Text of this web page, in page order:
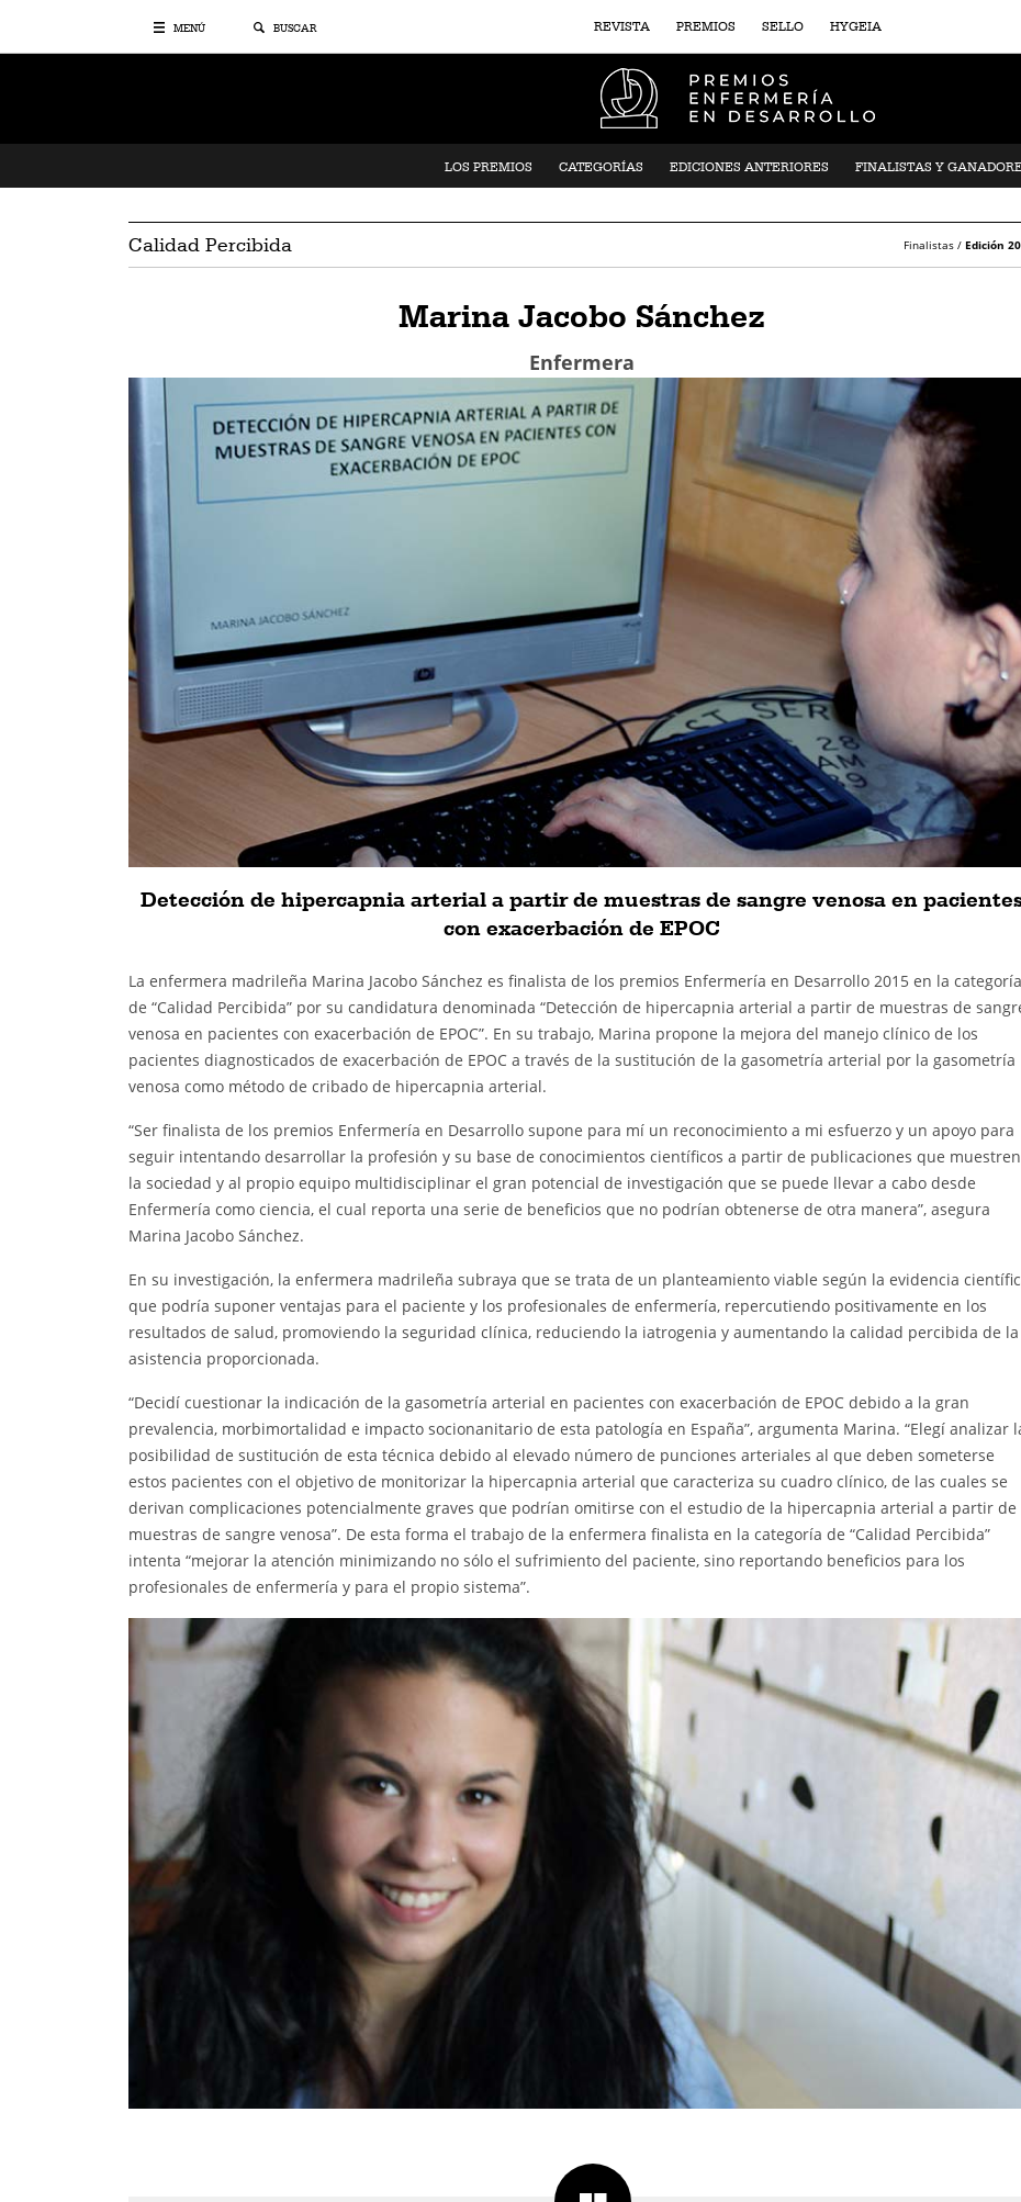
MENÚ BUSCAR REVISTA PREMIOS SELLO HYGEIA
LOS PREMIOS CATEGORÍAS EDICIONES ANTERIORES FINALISTAS Y
Calidad Percibida Finalistas / Edición
Marina Jacobo Sánchez
Enfermera
Detección de hipercapnia arterial a partir de muestras de sangre venosa en
con exacerbación de EPOC
La enfermera madrileña Marina Jacobo Sánchez es finalista de los premios Enfermería en Desarrollo 2015 en la categoría
de “Calidad Percibida” por su candidatura denominada “Detección de hipercapnia arterial a partir de muestras de
venosa en pacientes con exacerbación de EPOC”. En su trabajo, Marina propone la mejora del manejo clínico de los
pacientes diagnosticados de exacerbación de EPOC a través de la sustitución de la gasometría arterial por la gasometría
venosa como método de cribado de hipercapnia arterial.
“Ser finalista de los premios Enfermería en Desarrollo supone para mí un reconocimiento a mi esfuerzo y un apoyo para
seguir intentando desarrollar la profesión y su base de conocimientos científicos a partir de publicaciones que
la sociedad y al propio equipo multidisciplinar el gran potencial de investigación que se puede llevar a cabo desde
Enfermería como ciencia, el cual reporta una serie de beneficios que no podrían obtenerse de otra manera”, asegura
Marina Jacobo Sánchez.
En su investigación, la enfermera madrileña subraya que se trata de un planteamiento viable según la evidencia
que podría suponer ventajas para el paciente y los profesionales de enfermería, repercutiendo positivamente en los
resultados de salud, promoviendo la seguridad clínica, reduciendo la iatrogenia y aumentando la calidad percibida de la
asistencia proporcionada.
“Decidí cuestionar la indicación de la gasometría arterial en pacientes con exacerbación de EPOC debido a la gran
prevalencia, morbimortalidad e impacto socionanitario de esta patología en España”, argumenta Marina. “Elegí analizar
posibilidad de sustitución de esta técnica debido al elevado número de punciones arteriales al que deben someterse
estos pacientes con el objetivo de monitorizar la hipercapnia arterial que caracteriza su cuadro clínico, de las cuales se
derivan complicaciones potencialmente graves que podrían omitirse con el estudio de la hipercapnia arterial a partir de
muestras de sangre venosa”. De esta forma el trabajo de la enfermera finalista en la categoría de “Calidad Percibida”
intenta “mejorar la atención minimizando no sólo el sufrimiento del paciente, sino reportando beneficios para los
profesionales de enfermería y para el propio sistema”.